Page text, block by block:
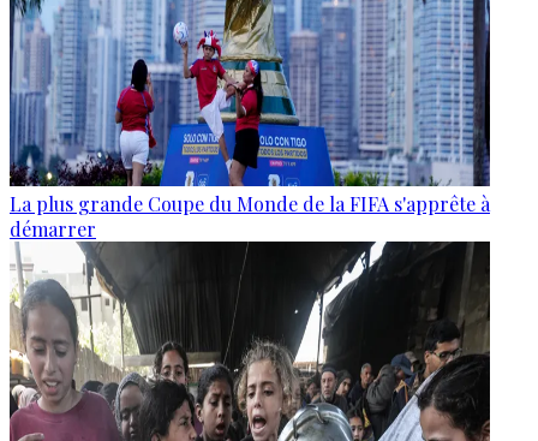
La plus grande Coupe du Monde de la FIFA s'apprête à
démarrer